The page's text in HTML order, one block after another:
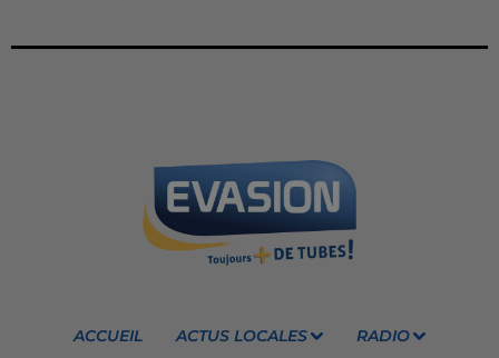
ACCUEIL ACTUS LOCALES RADIO